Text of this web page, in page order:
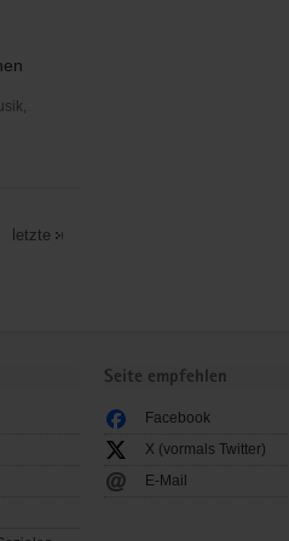
letzte
Seite empfehlen
Facebook
X (vormals Twitter)
E-Mail